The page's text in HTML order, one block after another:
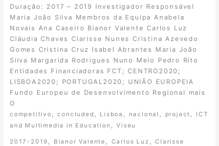
Duração: 2017 – 2019 Investigador Responsável
Maria João Silva Membros da Equipa Anabela
Novais Ana Caseiro Bianor Valente Carlos Luz
Cláudia Chaves Clarisse Nunes Cristina Azevedo
Gomes Cristina Cruz Isabel Abrantes Maria João
Silva Margarida Rodrigues Nuno Melo Pedro Rito
Entidades Financiadoras FCT; CENTRO2020;
LISBOA2020; PORTUGAL2020; UNIÃO EUROPEIA
Fundo Europeu de Desenvolvimento Regional mais
O
competitivo ,concluded Lisboa nacional project
ICT
and Multimedia in Education
,Viseu
2017-2019 Bianor Valente Carlos Luz ,Clarisse